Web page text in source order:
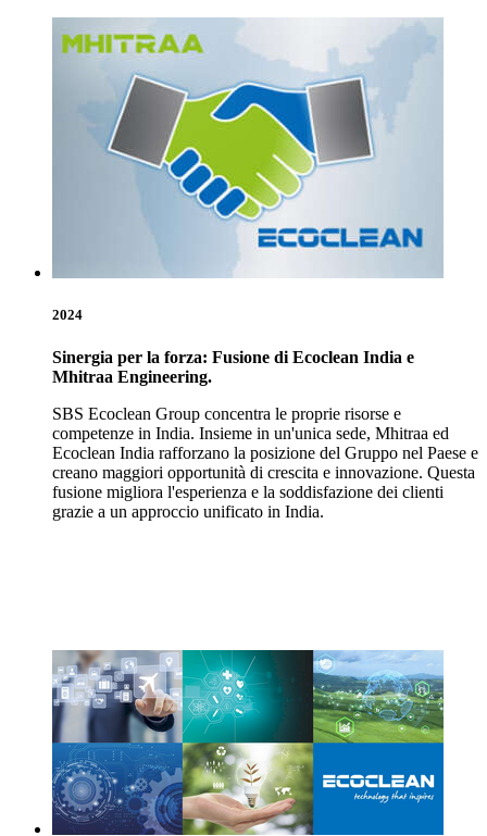
2024
Sinergia per la forza: Fusione di Ecoclean India e
Mhitraa Engineering.
SBS Ecoclean Group concentra le proprie risorse e
competenze in India. Insieme in un'unica sede, Mhitraa ed
Ecoclean India rafforzano la posizione del Gruppo nel Paese e
creano maggiori opportunità di crescita e innovazione. Questa
fusione migliora l'esperienza e la soddisfazione dei clienti
grazie a un approccio unificato in India.